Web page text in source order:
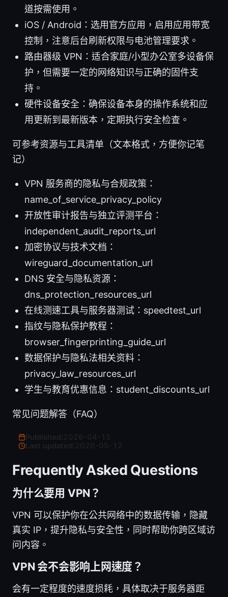
道按需使用。
iOS / Android：选用官方应用，启用应用带宽
控制，注意后台刷新权限与电池管理要求。
路由器级 VPN：适合家庭/小型办公室多设备保
护，但需要一定的网络知识与正确的固件支
持。
硬件设备安全：确保设备本身的操作系统和应
用更新到最新版本，定期执行安全检查。
可参考资源与工具清单（文本格式，方便你记笔
记）
VPN 服务商的隐私与合规政策：
name_of_service_privacy_policy
开放性审计报告与独立评测平台：
independent_audit_reports_url
加密协议与技术文档：
wireguard_documentation_url
DNS 安全与隐私资源：
dns_protection_resources_url
在线测速工具与服务器测试：speedtest_url
指纹与隐私保护教程：
browser_fingerprinting_guide_url
数据保护与隐私法相关资料：
privacy_law_resources_url
学生与教育优惠信息：student_discounts_url
常见问题解答（FAQ）
Last updated:
Frequently Asked Questions
为什么要用 VPN？
VPN 可以保护你在公共网络中的数据传输，隐藏
真实 IP，提升隐私与安全性，同时帮助你跨区域访
问内容。
VPN 会不会影响上网速度？
会有一定程度的速度损耗，具体取决于服务器距